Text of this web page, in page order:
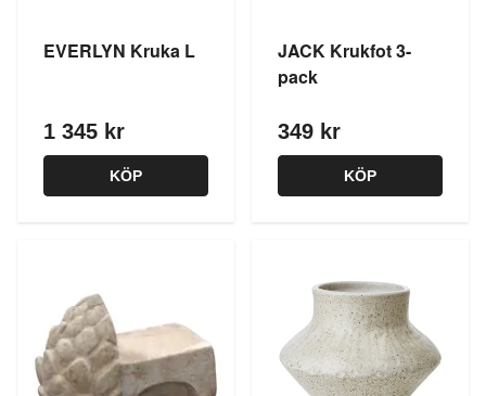
EVERLYN Kruka L
1 345 kr
KÖP
JACK Krukfot 3-
pack
349 kr
KÖP